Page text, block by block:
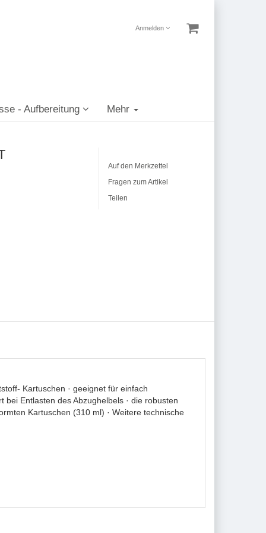
Anmelden
- Aufbereitung Mehr
Auf den Merkzettel
Fragen zum Artikel
Teilen
Kartuschen · geeignet für einfach
Entlasten des Abzughelbels · die robusten
Kartuschen (310 ml) · Weitere technische